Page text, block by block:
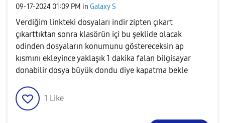
‎09-17-2024 01:09 PM in Galaxy S
Verdiğim linkteki dosyaları indir zipten çıkart
çıkarttıktan sonra klasörün içi bu şeklide olacak
odinden dosyaların konumunu göstereceksin ap
kısmını ekleyince yaklaşık 1 dakika falan bilgisayar
donabilir dosya büyük dondu diye kapatma bekle
1 Like